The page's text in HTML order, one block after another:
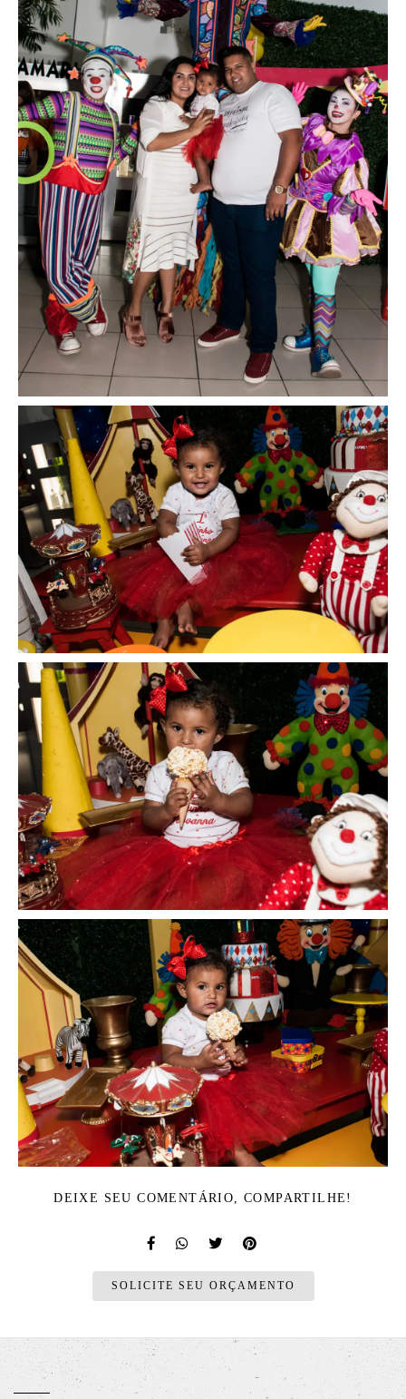
DEIXE SEU COMENTÁRIO, COMPARTILHE!
SOLICITE SEU ORÇAMENTO